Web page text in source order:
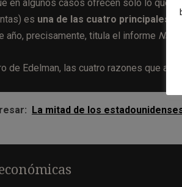
en algunos casos ofrecen sólo lo que
es una de las cuatro principales
año, precisamente, titula el informe
de Edelman, las cuatro razones que
La mitad de los